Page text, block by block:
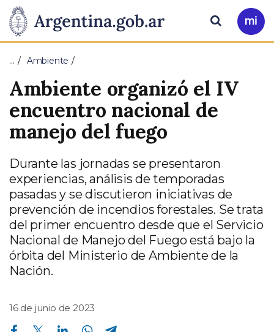
Presidencia
de
Nación
Pasar al contenido principal
Ir
a
Buscar
… Ambiente
Ambiente organizó el IV
encuentro nacional de
manejo del fuego
Durante las jornadas se presentaron
experiencias, análisis de temporadas
pasadas y se discutieron iniciativas de
prevención de incendios forestales. Se trata
del primer encuentro desde que el Servicio
Nacional de Manejo del Fuego está bajo la
órbita del Ministerio de Ambiente de la
Nación.
16 de junio de 2023
Compartir en Facebook Compartir en Twitter Compartir en Linkedin Compartir en Whatsapp